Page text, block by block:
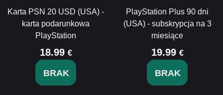
Karta PSN 20 USD (USA) -
karta podarunkowa
PlayStation
18.99 €
BRAK
PlayStation Plus 90 dni
(USA) - subskrypcja na 3
miesiące
19.99 €
BRAK